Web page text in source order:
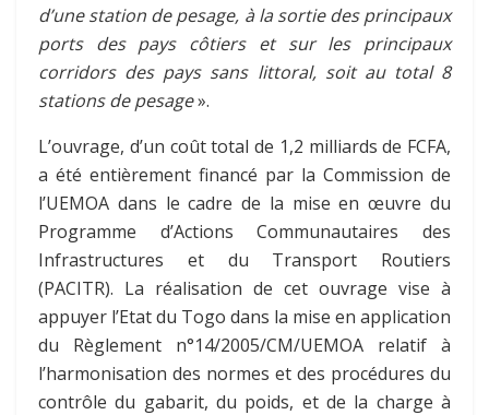
d’une station de pesage, à la sortie des principaux
ports des pays côtiers et sur les principaux
corridors des pays sans littoral, soit au total 8
stations de pesage».
L’ouvrage, d’un coût total de 1,2 milliards de FCFA,
a été entièrement financé par la Commission de
l’UEMOA dans le cadre de la mise en œuvre du
Programme d’Actions Communautaires des
Infrastructures et du Transport Routiers
(PACITR). La réalisation de cet ouvrage vise à
appuyer l’Etat du Togo dans la mise en application
du Règlement n°14/2005/CM/UEMOA relatif à
l’harmonisation des normes et des procédures du
contrôle du gabarit, du poids, et de la charge à